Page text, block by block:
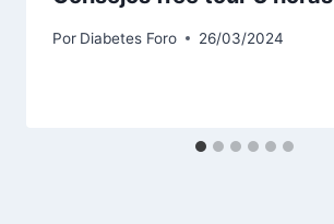
Por Diabetes Foro 26/03/2024